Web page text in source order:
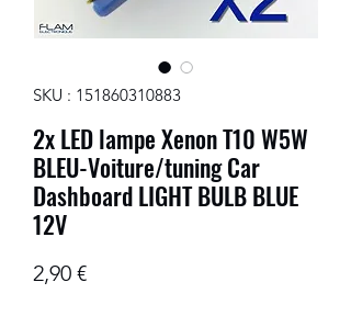
SKU : 151860310883
2x LED lampe Xenon T10 W5W
BLEU-Voiture/tuning Car
Dashboard LIGHT BULB BLUE
12V
2,90 €Prix